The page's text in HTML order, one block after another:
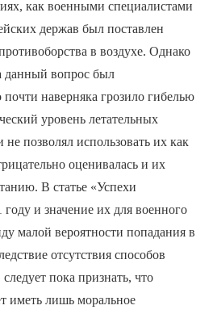
как военными специалистами
держав был поставлен
в воздухе. Однако
данный вопрос был
наверняка грозило гибелью
уровень летательных
не позволял использовать их как
оценивалась и их
В статье «Успехи
году и значение их для военного
малой вероятности попадания в
отсутствия способов
пока признать, что
иметь лишь моральное